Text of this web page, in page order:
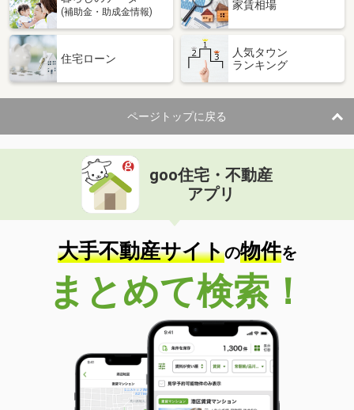
(補助金・助成金情報)
家賃相場
住宅ローン
人気タウン
ランキング
ページトップに戻る
goo住宅・不動産
アプリ
大手不動産サイトの物件を
まとめて検索！